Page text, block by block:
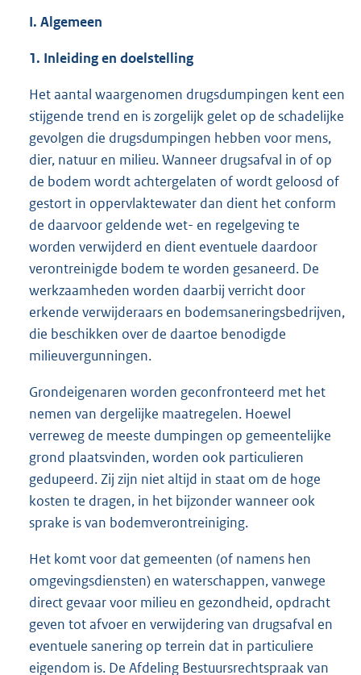
I. Algemeen
1. Inleiding en doelstelling
Het aantal waargenomen drugsdumpingen kent een
stijgende trend en is zorgelijk gelet op de schadelijke
gevolgen die drugsdumpingen hebben voor mens,
dier, natuur en milieu. Wanneer drugsafval in of op
de bodem wordt achtergelaten of wordt geloosd of
gestort in oppervlaktewater dan dient het conform
de daarvoor geldende wet- en regelgeving te
worden verwijderd en dient eventuele daardoor
verontreinigde bodem te worden gesaneerd. De
werkzaamheden worden daarbij verricht door
erkende verwijderaars en bodemsaneringsbedrijven,
die beschikken over de daartoe benodigde
milieuvergunningen.
Grondeigenaren worden geconfronteerd met het
nemen van dergelijke maatregelen. Hoewel
verreweg de meeste dumpingen op gemeentelijke
grond plaatsvinden, worden ook particulieren
gedupeerd. Zij zijn niet altijd in staat om de hoge
kosten te dragen, in het bijzonder wanneer ook
sprake is van bodemverontreiniging.
Het komt voor dat gemeenten (of namens hen
omgevingsdiensten) en waterschappen, vanwege
direct gevaar voor milieu en gezondheid, opdracht
geven tot afvoer en verwijdering van drugsafval en
eventuele sanering op terrein dat in particuliere
eigendom is. De Afdeling Bestuursrechtspraak van